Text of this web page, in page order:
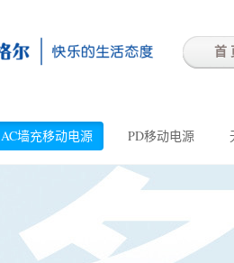
首
AC墙充移动电源 PD移动电源